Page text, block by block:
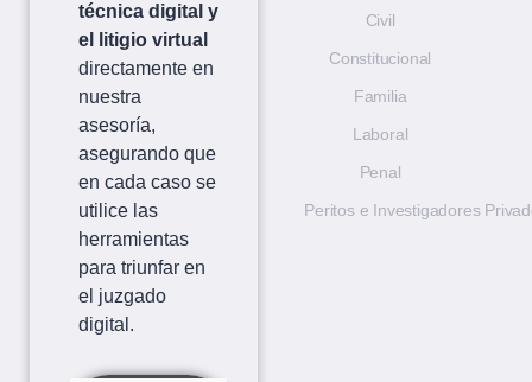
técnica digital y
el litigio virtual
directamente en
nuestra
asesoría,
asegurando que
en cada caso se
utilice las
herramientas
para triunfar en
el juzgado
digital.
Civil
Constitucional
Familia
Laboral
Penal
Peritos e Investigadores